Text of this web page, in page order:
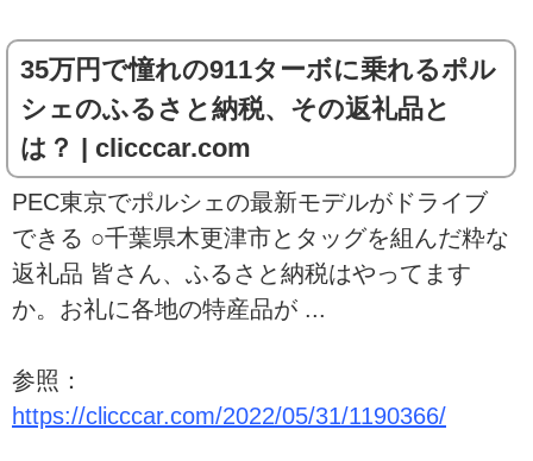
35万円で憧れの911ターボに乗れるポル
シェのふるさと納税、その返礼品と
は？ | clicccar.com
PEC東京でポルシェの最新モデルがドライブ
できる ○千葉県木更津市とタッグを組んだ粋な
返礼品 皆さん、ふるさと納税はやってます
か。お礼に各地の特産品が ...
参照：
https://clicccar.com/2022/05/31/1190366/